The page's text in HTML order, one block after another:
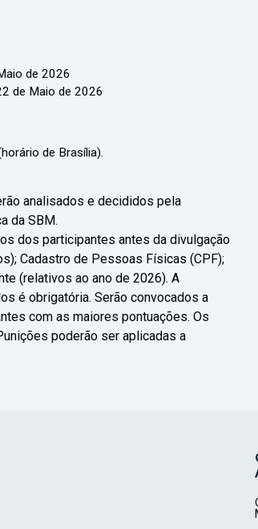
de 2026
de Maio de 2026
de Brasília).
analisados e decididos pela
da SBM.
dos participantes antes da divulgação
Cadastro de Pessoas Físicas (CPF);
(relativos ao ano de 2026). A
é obrigatória. Serão convocados a
com as maiores pontuações. Os
poderão ser aplicadas a